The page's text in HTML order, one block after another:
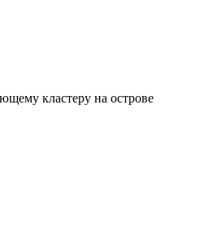
кластеру на острове